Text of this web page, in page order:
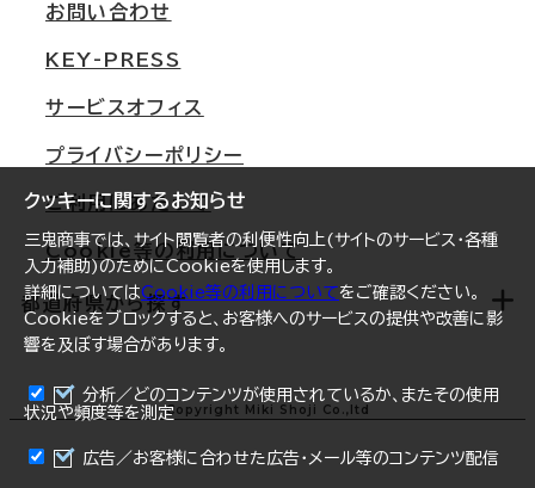
まとめて資料請求
クッキーに関するお知らせ
三鬼商事では、サイト閲覧者の利便性向上(サイトのサービス・各種
入力補助)のためにCookieを使用します。
詳細についてはCookie等の利用についてをご確認ください。
Cookieをブロックすると、お客様へのサービスの提供や改善に影
響を及ぼす場合があります。
分析／どのコンテンツが使用されているか、またその使用
状況や頻度等を測定
広告／お客様に合わせた広告・メール等のコンテンツ配信
オフィス移転Q&A
大阪
名古屋
札幌
仙台
横浜
福岡
オフィスリポート
ログイン
お問い合わせ
KEY-PRESS
サービスオフィス
プライバシーポリシー
ご利用にあたって
Cookie等の利用について
都道府県から探す
北海道
青森県
Copyright Miki Shoji Co.,ltd